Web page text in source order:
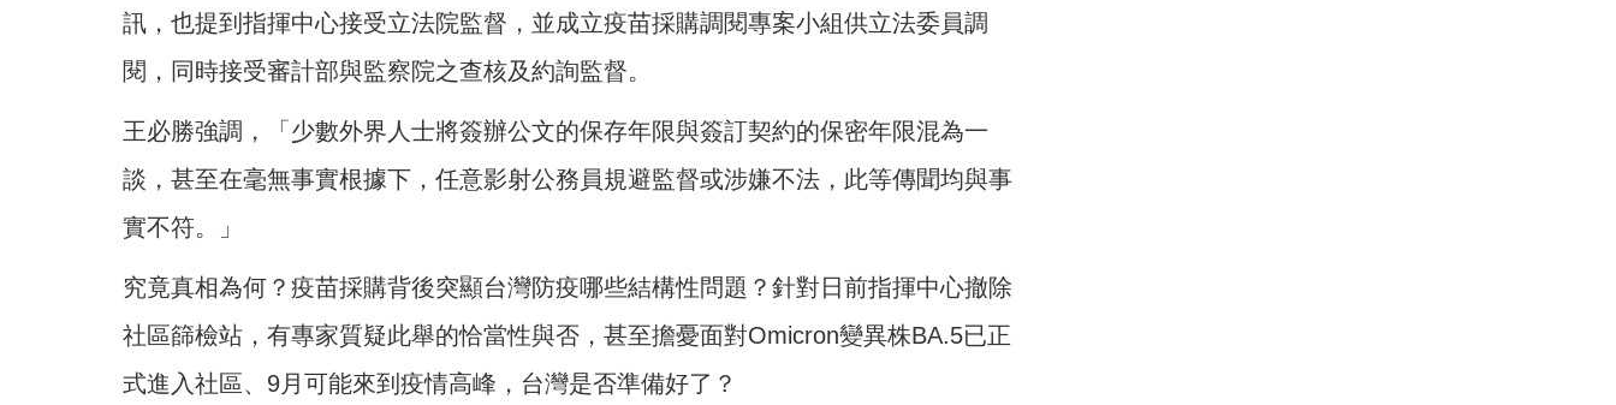
訊，也提到指揮中心接受立法院監督，並成立疫苗採購調閱專案小組供立法委員調
閱，同時接受審計部與監察院之查核及約詢監督。
王必勝強調，「少數外界人士將簽辦公文的保存年限與簽訂契約的保密年限混為一
談，甚至在毫無事實根據下，任意影射公務員規避監督或涉嫌不法，此等傳聞均與事
實不符。」
究竟真相為何？疫苗採購背後突顯台灣防疫哪些結構性問題？針對日前指揮中心撤除
社區篩檢站，有專家質疑此舉的恰當性與否，甚至擔憂面對Omicron變異株BA.5已正
式進入社區、9月可能來到疫情高峰，台灣是否準備好了？